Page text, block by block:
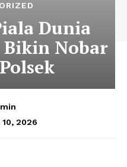
Dunia
Bikin Nobar
2026